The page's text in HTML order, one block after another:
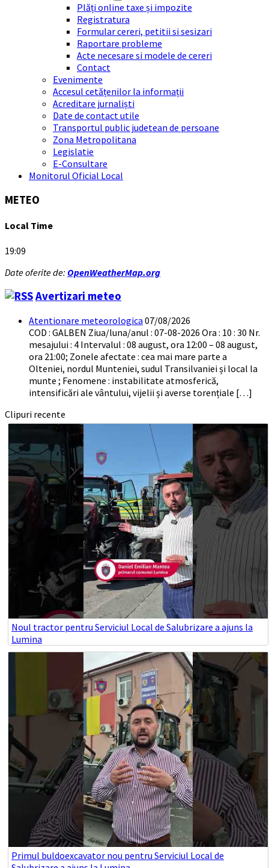
Plăți online taxe și impozite
Registratura
Formular cereri, petitii si sesizari
Raportare probleme
Acte necesare si modele de cereri
Contact
Evenimente
Accesul cetățenilor la informații
Acreditare jurnaliști
Date de contact utile
Transportul public judetean de persoane
Zona Metropolitana
Legislatie
E-Consultare
Monitorul Oficial Local
METEO
Local Time
19:09
Date oferite de: OpenWeatherMap.org
Avertizari meteo
Atentionare meteorologica 07/08/2026
COD : GALBEN Ziua/luna/anul : 07-08-2026 Ora : 10 : 30 Nr.
mesajului : 4 Intervalul : 08 august, ora 12:00 – 08 august,
ora 21:00; Zonele afectate : cea mai mare parte a
Olteniei, nordul Munteniei, sudul Transilvaniei și local la
munte ; Fenomene : instabilitate atmosferică,
intensificări ale vântului, vijelii și averse torențiale […]
Clipuri recente
Noul tractor pentru Serviciul Local de Salubrizare a ajuns la
Lumina
Primul buldoexcavator nou pentru Serviciul Local de